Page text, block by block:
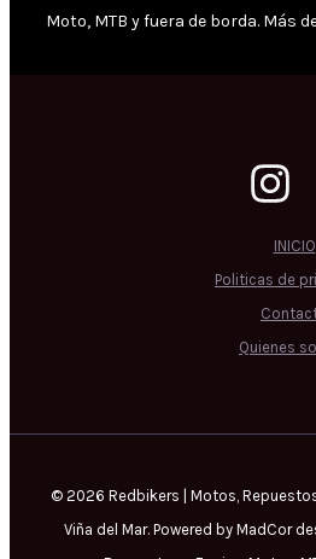
Moto, MTB y fuera de borda. Más
INICIO
Politicas de
Quienes
© 2026 Redbikers | Motos,
Viña del Mar. Powered by MadCor